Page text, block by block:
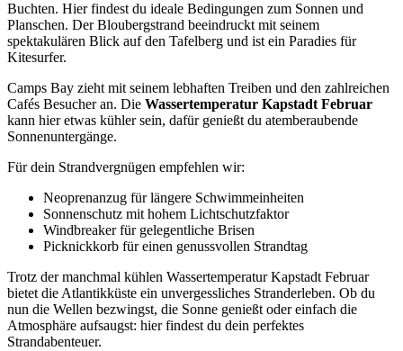
Buchten. Hier findest du ideale Bedingungen zum Sonnen und
Planschen. Der Bloubergstrand beeindruckt mit seinem
spektakulären Blick auf den Tafelberg und ist ein Paradies für
Kitesurfer.
Camps Bay zieht mit seinem lebhaften Treiben und den zahlreichen
Cafés Besucher an. Die Wassertemperatur Kapstadt Februar
kann hier etwas kühler sein, dafür genießt du atemberaubende
Sonnenuntergänge.
Für dein Strandvergnügen empfehlen wir:
Neoprenanzug für längere Schwimmeinheiten
Sonnenschutz mit hohem Lichtschutzfaktor
Windbreaker für gelegentliche Brisen
Picknickkorb für einen genussvollen Strandtag
Trotz der manchmal kühlen Wassertemperatur Kapstadt Februar
bietet die Atlantikküste ein unvergessliches Stranderleben. Ob du
nun die Wellen bezwingst, die Sonne genießt oder einfach die
Atmosphäre aufsaugst: hier findest du dein perfektes
Strandabenteuer.